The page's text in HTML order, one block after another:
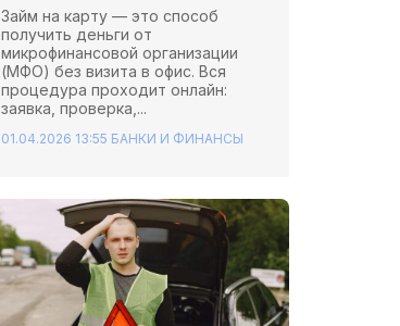
Займ на карту — это способ
получить деньги от
микрофинансовой организации
(МФО) без визита в офис. Вся
процедура проходит онлайн:
заявка, проверка,...
01.04.2026 13:55 БАНКИ И ФИНАНСЫ